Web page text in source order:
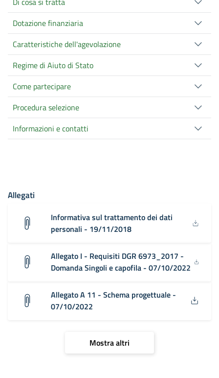
Dotazione finanziaria
Caratteristiche dell'agevolazione
Regime di Aiuto di Stato
Come partecipare
Procedura selezione
Informazioni e contatti
Allegati
Informativa sul trattamento dei dati
personali - 19/11/2018
Allegato I - Requisiti DGR 6973_2017 -
Domanda Singoli e capofila - 07/10/2022
Allegato A 11 - Schema progettuale -
07/10/2022
Mostra altri